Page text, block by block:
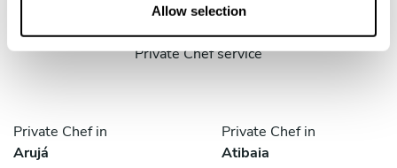
Allow selection
Discover cities near Guarulhos where you can enjoy a
Private Chef service
Private Chef in
Arujá
Private Chef in
Atibaia